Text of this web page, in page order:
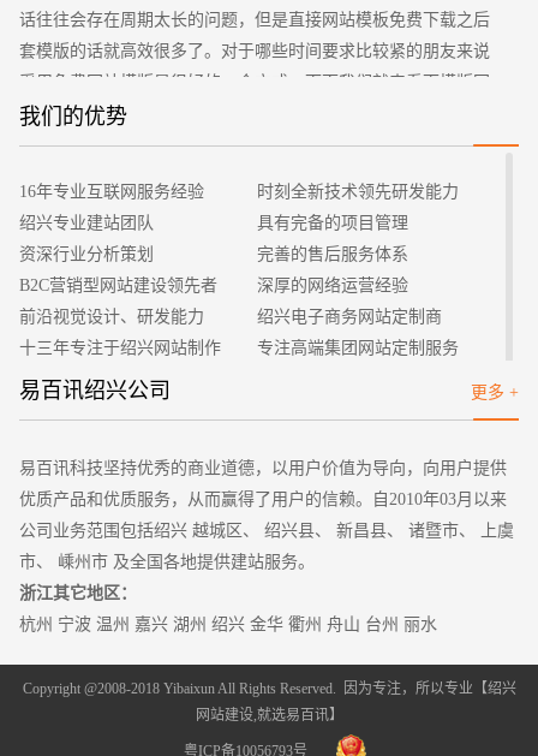
话往往会存在周期太长的问题，但是直接网站模板免费下载之后
套模版的话就高效很多了。对于哪些时间要求比较紧的朋友来说
采用免费网站模版是很好的一个方式，下面我们就来看下模版网
站的优势有什么？
1、优秀的体验效果
业，实际上并不是这样，网站建设本身就具有很高的专业性，特
别是对模版网站来说，需要根据不同的行业进行不断的推敲和演
化，这样才可以成功的建设处一个网站。这些免费的网站模版都
是由强大的团队进行专业设计和开发出来的，然后让经验丰富的
资深优化工程师对网站模版进行优化和布局，只有经过了这些操
作才可以让网站整体的架构更加的合理。
3、升级模式便捷
使用某个建站公司的模版来建站的话，就可以跟随这企业的
次制作网站或者是修改网站而出现的时间成本和资金成本，因此
可以说这种方式是非常高效的。
周期短、无成本是使用网站模板免费下载建设网站非常明显
我们的优势
16年专业互联网服务经验
绍兴专业建站团队
资深行业分析策划
B2C营销型网站建设领先者
前沿视觉设计、研发能力
十三年专注于绍兴网站制作
客户的满意是我们唯一的宗旨
时刻全新技术领先研发能力
具有完备的项目管理
完善的售后服务体系
深厚的网络运营经验
绍兴电子商务网站定制商
专注高端集团网站定制服务
更多 +
易百讯绍兴公司
易百讯科技坚持优秀的商业道德，以用户价值为导向，向用户提供
优质产品和优质服务，从而赢得了用户的信赖。自2010年03月以来
公司业务范围包括绍兴 越城区、 绍兴县、 新昌县、 诸暨市、 上虞
市、 嵊州市 及全国各地提供建站服务。
浙江其它地区：
杭州 宁波 温州 嘉兴湖州 绍兴 金华衢州 舟山 台州 丽水
Copyright @2008-2018 Yibaixun All Rights Reserved. 因为专注，所以专业【绍兴
网站建设,就选易百讯】
粤ICP备10056793号